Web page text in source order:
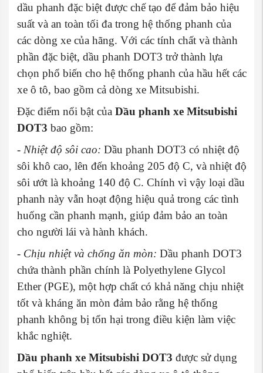
dầu phanh đặc biệt được chế tạo để đảm bảo hiệu
suất và an toàn tối đa trong hệ thống phanh của
các dòng xe của hãng. Với các tính chất và thành
phần đặc biệt, dầu phanh DOT3 trở thành lựa
chọn phổ biến cho hệ thống phanh của hầu hết các
xe ô tô, bao gồm cả dòng xe Mitsubishi.
Đặc điểm nổi bật của Dầu phanh xe Mitsubishi
DOT3 bao gồm:
- Nhiệt độ sôi cao: Dầu phanh DOT3 có nhiệt độ
sôi khô cao, lên đến khoảng 205 độ C, và nhiệt độ
sôi ướt là khoảng 140 độ C. Chính vì vậy loại dầu
phanh này vẫn hoạt động hiệu quả trong các tình
huống cần phanh mạnh, giúp đảm bảo an toàn
cho người lái và hành khách.
- Chịu nhiệt và chống ăn mòn: Dầu phanh DOT3
chứa thành phần chính là Polyethylene Glycol
Ether (PGE), một hợp chất có khả năng chịu nhiệt
tốt và kháng ăn mòn đảm bảo rằng hệ thống
phanh không bị tổn hại trong điều kiện làm việc
khắc nghiệt.
Dầu phanh xe Mitsubishi DOT3 được sử dụng